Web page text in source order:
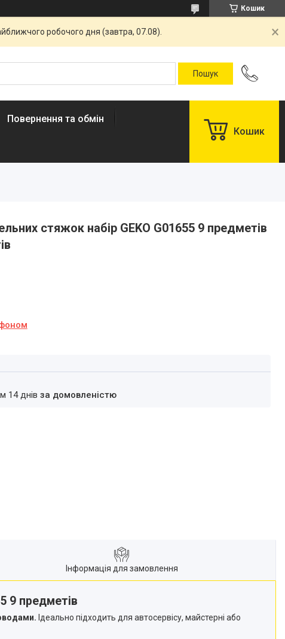
Кошик
робочого дня (завтра, 07.08).
Повернення та обмін
Кошик
стяжок набір GEKO G01655 9 предметів
14 днів за домовленістю
Інформація для замовлення
9 предметів
Ідеально підходить для автосервісу, майстерні або